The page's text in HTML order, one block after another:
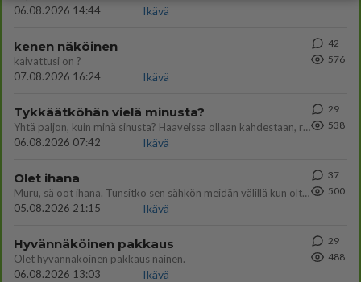
06.08.2026 14:44
Ikävä
kenen näköinen
kaivattusi on ?
07.08.2026 16:24
Ikävä
42
576
Tykkäätköhän vielä minusta?
Yhtä paljon, kuin minä sinusta? Haaveissa ollaan kahdestaan, rauhassa ja lähennytään fyysisesti ja tutustutaan syvemmin
06.08.2026 07:42
Ikävä
29
538
Olet ihana
Muru, sä oot ihana. Tunsitko sen sähkön meidän välillä kun oltiin ihan låhekkäin? 👩‍❤️‍👩❤️😼😘
05.08.2026 21:15
Ikävä
37
500
Hyvännäköinen pakkaus
Olet hyvännäköinen pakkaus nainen.
06.08.2026 13:03
Ikävä
29
488